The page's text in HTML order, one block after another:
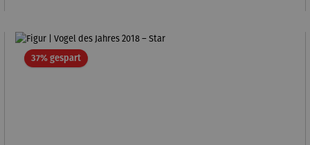
37% gespartRabatt